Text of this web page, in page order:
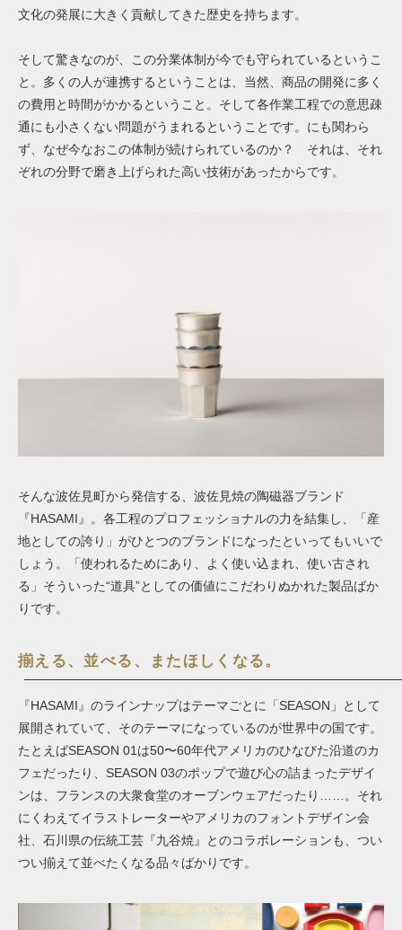
文化の発展に大きく貢献してきた歴史を持ちます。
そして驚きなのが、この分業体制が今でも守られているというこ
と。多くの人が連携するということは、当然、商品の開発に多く
の費用と時間がかかるということ。そして各作業工程での意思疎
通にも小さくない問題がうまれるということです。にも関わら
ず、なぜ今なおこの体制が続けられているのか？ それは、それ
ぞれの分野で磨き上げられた高い技術があったからです。
そんな波佐見町から発信する、波佐見焼の陶磁器ブランド
『HASAMI』。各工程のプロフェッショナルの力を結集し、「産
地としての誇り」がひとつのブランドになったといってもいいで
しょう。「使われるためにあり、よく使い込まれ、使い古され
る」そういった“道具”としての価値にこだわりぬかれた製品ばか
りです。
揃える、並べる、またほしくなる。
『HASAMI』のラインナップはテーマごとに「SEASON」として
展開されていて、そのテーマになっているのが世界中の国です。
たとえばSEASON 01は50〜60年代アメリカのひなびた沿道のカ
フェだったり、SEASON 03のポップで遊び心の詰まったデザイ
ンは、フランスの大衆食堂のオーブンウェアだったり……。それ
にくわえてイラストレーターやアメリカのフォントデザイン会
社、石川県の伝統工芸『九谷焼』とのコラボレーションも、つい
つい揃えて並べたくなる品々ばかりです。